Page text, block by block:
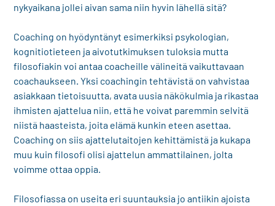
nykyaikana jollei aivan sama niin hyvin lähellä sitä?
Coaching on hyödyntänyt esimerkiksi psykologian,
kognitiotieteen ja aivotutkimuksen tuloksia mutta
filosofiakin voi antaa coacheille välineitä vaikuttavaan
coachaukseen. Yksi coachingin tehtävistä on vahvistaa
asiakkaan tietoisuutta, avata uusia näkökulmia ja rikastaa
ihmisten ajattelua niin, että he voivat paremmin selvitä
niistä haasteista, joita elämä kunkin eteen asettaa.
Coaching on siis ajattelutaitojen kehittämistä ja kukapa
muu kuin filosofi olisi ajattelun ammattilainen, jolta
voimme ottaa oppia.
Filosofiassa on useita eri suuntauksia jo antiikin ajoista